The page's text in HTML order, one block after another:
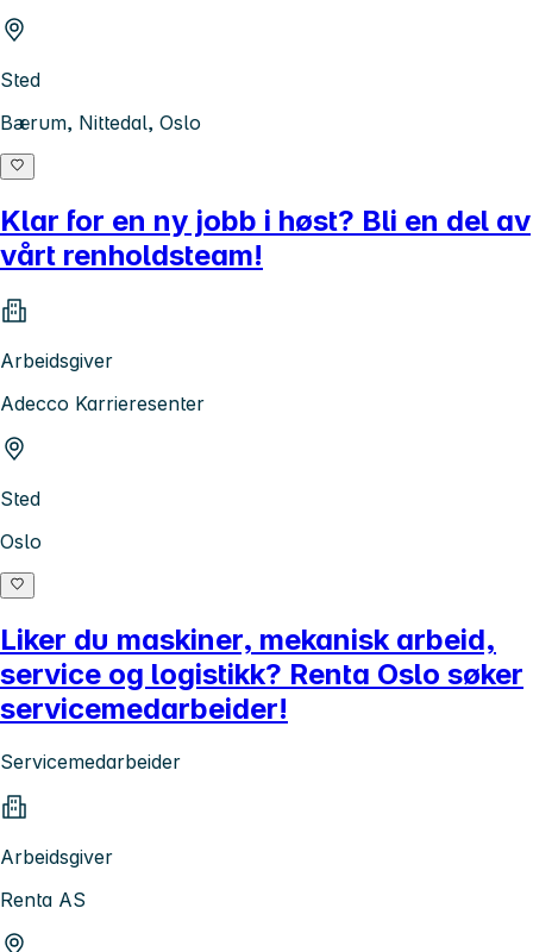
Sted
Bærum, Nittedal, Oslo
Klar for en ny jobb i høst? Bli en del av
vårt renholdsteam!
Arbeidsgiver
Adecco Karrieresenter
Sted
Oslo
Liker du maskiner, mekanisk arbeid,
service og logistikk? Renta Oslo søker
servicemedarbeider!
Servicemedarbeider
Arbeidsgiver
Renta AS